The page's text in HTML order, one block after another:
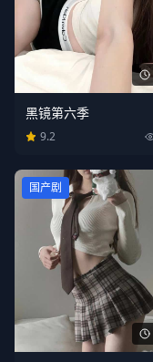
黑镜第六季
9.2
国产剧